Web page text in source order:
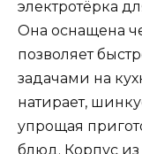
электротёрка
Она оснащена
позволяет
задачами на
натирает,
упрощая
блюд. Корпус